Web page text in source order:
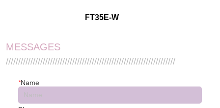
FT35E-W
MESSAGES
/////////////////////////////////////////////////////////////////////
*Name